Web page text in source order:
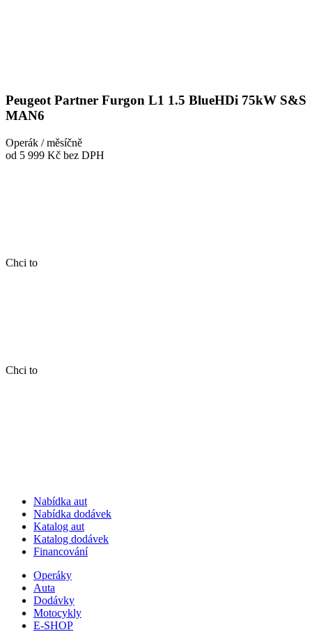
Peugeot Partner Furgon L1 1.5 BlueHDi 75kW S&S
MAN6
Operák / měsíčně
od 5 999 Kč bez DPH
Chci to
Chci to
Nabídka aut
Nabídka dodávek
Katalog aut
Katalog dodávek
Financování
Operáky
Auta
Dodávky
Motocykly
E-SHOP